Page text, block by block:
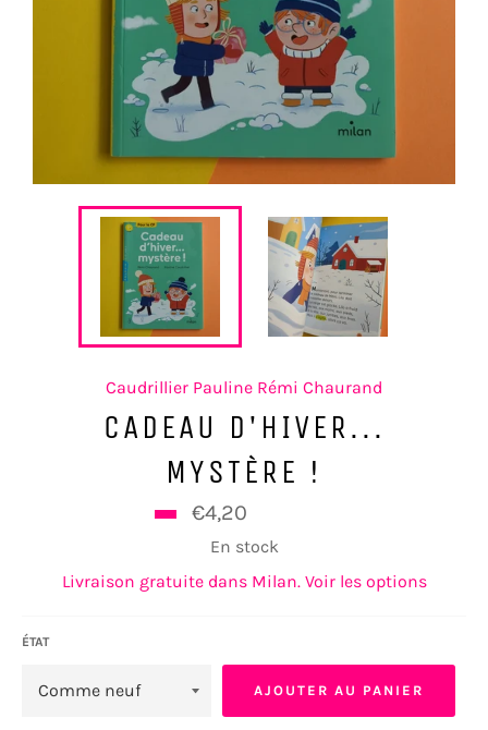
Caudrillier Pauline Rémi Chaurand
CADEAU D'HIVER...
MYSTÈRE !
€4,20
En stock
Livraison gratuite dans Milan. Voir les options
ÉTAT
AJOUTER AU PANIER